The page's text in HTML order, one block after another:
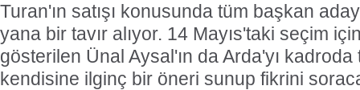
Turan'ın satışı konusunda tüm başkan
yana bir tavır alıyor. 14 Mayıs'taki seçim
gösterilen Ünal Aysal'ın da Arda'yı
kendisine ilginç bir öneri sunup fikrini